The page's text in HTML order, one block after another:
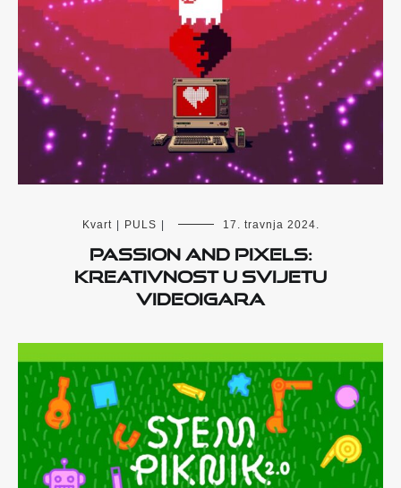
Kvart | PULS | 17. travnja 2024.
Passion and pixels:
Kreativnost u svijetu
videoigara